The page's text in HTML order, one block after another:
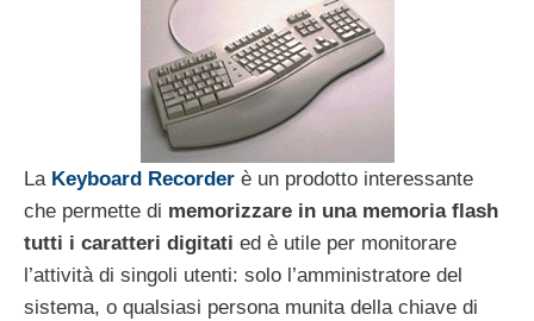
La Keyboard Recorder è un prodotto interessante
che permette di memorizzare in una memoria flash
tutti i caratteri digitati ed è utile per monitorare
l’attività di singoli utenti: solo l’amministratore del
sistema, o qualsiasi persona munita della chiave di